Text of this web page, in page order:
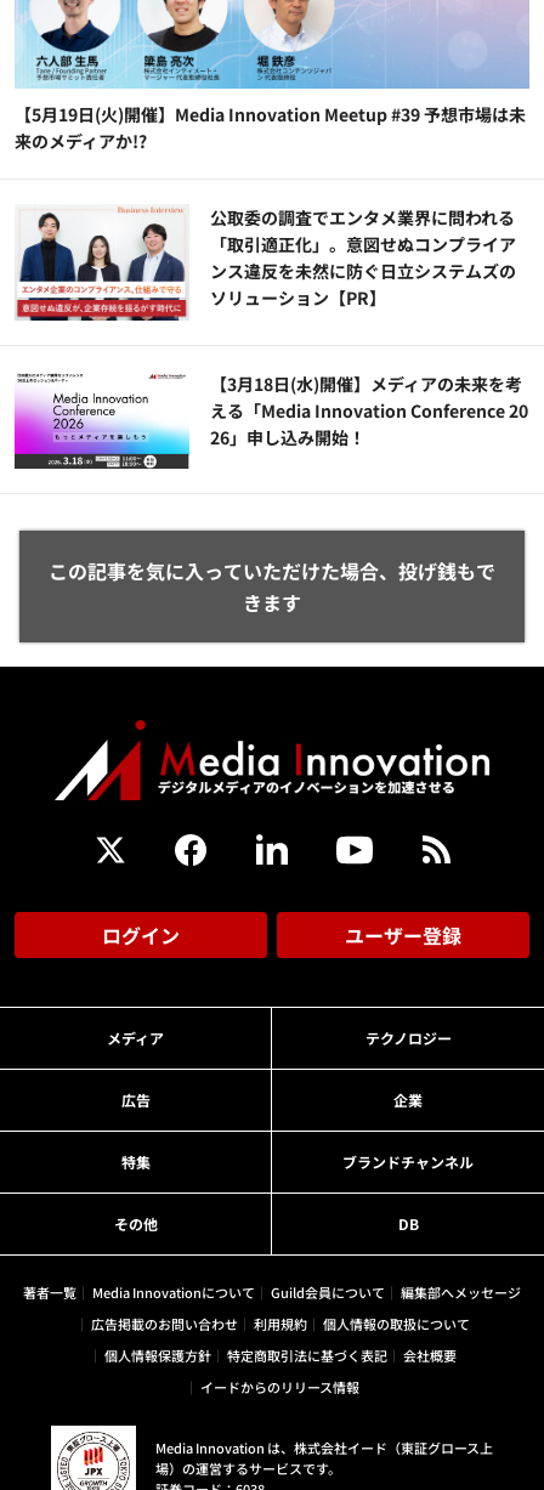
【5月19日(火)開催】Media Innovation Meetup #39 予想市場は未
来のメディアか!?
公​​取委の調査でエンタメ業界に問われる
「取引適正化」。意図せぬコンプライア
ンス違反を未然に防ぐ日立システムズの
ソリューション​【PR】
【3月18日(水)開催】メディアの未来を考
える「Media Innovation Conference 20
26」申し込み開始！
この記事を気に入っていただけた場合、投げ銭もで
きます
ログイン ユーザー登録
メディア テクノロジー
広告 企業
特集 ブランドチャンネル
その他 DB
著者一覧 Media Innovationについて Guild会員について
編集部へメッセージ
広告掲載のお問い合わせ
利用規約
個人情報の取扱について
個人情報保護方針
特定商取引法に基づく表記
会社概要
イードからのリリース情報
Media Innovation は、株式会社イード（東証グロース上
場）の運営するサービスです。